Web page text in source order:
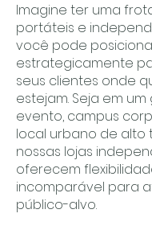
Imagine ter uma
portáteis e
você pode
estrategicamente
seus clientes onde
estejam. Seja em
evento, campus
local urbano de alto
nossas lojas
oferecem
incomparável para
público-alvo.